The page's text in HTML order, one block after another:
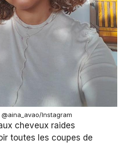
Instagram
cheveux raides
toutes les coupes de